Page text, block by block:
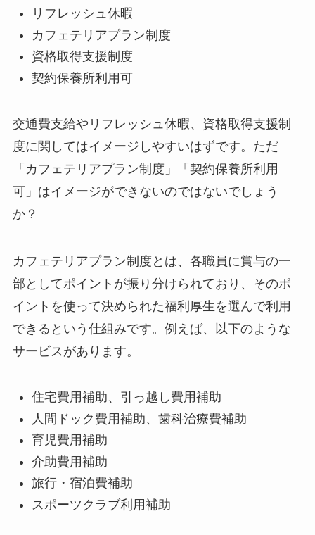
リフレッシュ休暇
カフェテリアプラン制度
資格取得支援制度
契約保養所利用可
交通費支給やリフレッシュ休暇、資格取得支援制
度に関してはイメージしやすいはずです。ただ
「カフェテリアプラン制度」「契約保養所利用
可」はイメージができないのではないでしょう
か？
カフェテリアプラン制度とは、各職員に賞与の一
部としてポイントが振り分けられており、そのポ
イントを使って決められた福利厚生を選んで利用
できるという仕組みです。例えば、以下のような
サービスがあります。
住宅費用補助、引っ越し費用補助
人間ドック費用補助、歯科治療費補助
育児費用補助
介助費用補助
旅行・宿泊費補助
スポーツクラブ利用補助